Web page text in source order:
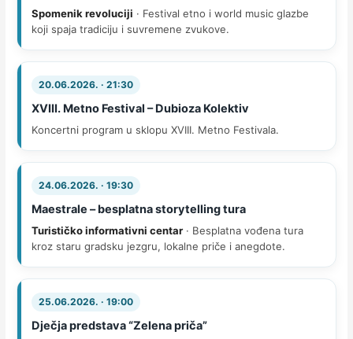
Spomenik revoluciji · Festival etno i world music glazbe
koji spaja tradiciju i suvremene zvukove.
20.06.2026. · 21:30
XVIII. Metno Festival – Dubioza Kolektiv
Koncertni program u sklopu XVIII. Metno Festivala.
24.06.2026. · 19:30
Maestrale – besplatna storytelling tura
Turističko informativni centar· Besplatna vođena tura
kroz staru gradsku jezgru, lokalne priče i anegdote.
25.06.2026. · 19:00
Dječja predstava “Zelena priča”